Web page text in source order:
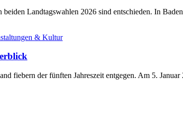
Landtagswahlen 2026 sind entschieden. In
& Kultur
fiebern der fünften Jahreszeit entgegen. Am 5.